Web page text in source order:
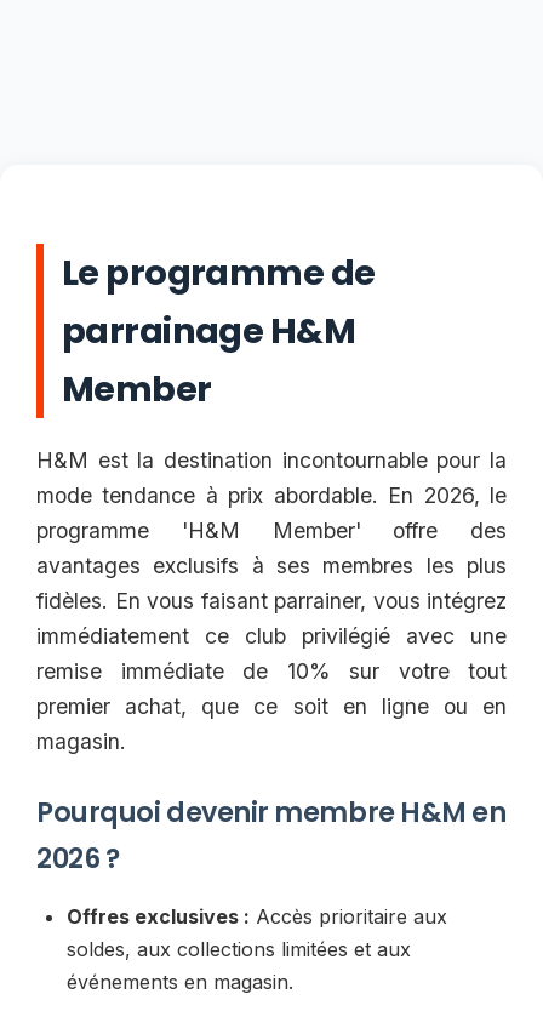
Le programme de
parrainage H&M
Member
H&M est la destination incontournable pour la
mode tendance à prix abordable. En 2026, le
programme 'H&M Member' offre des
avantages exclusifs à ses membres les plus
fidèles. En vous faisant parrainer, vous intégrez
immédiatement ce club privilégié avec une
remise immédiate de 10% sur votre tout
premier achat, que ce soit en ligne ou en
magasin.
Pourquoi devenir membre H&M en
2026 ?
Offres exclusives : Accès prioritaire aux
soldes, aux collections limitées et aux
événements en magasin.